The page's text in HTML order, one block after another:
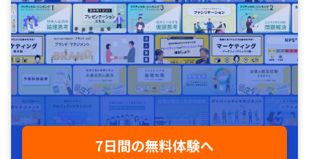
7日間の無料体験へ